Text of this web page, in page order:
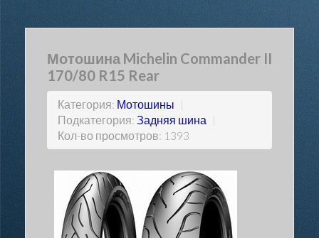
Мотошина Michelin Commander II
170/80 R15 Rear
Категория: Мотошины |
Подкатегория: Задняя шина |
Кол-во просмотров: 1393